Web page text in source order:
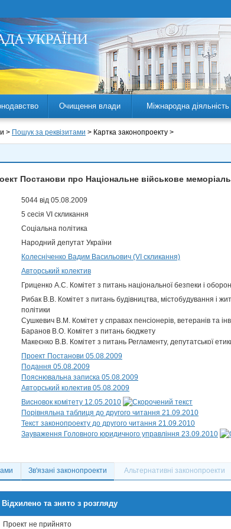
Очищення влади Міжнародна діяльність
> Пошук за реквізитами > Картка законопроекту >
Постанови про Національне військове
5044 від 05.08.2009
5 сесія VI скликання
Соціальна політика
Народний депутат України
Колесніченко Вадим Васильович (VI скликання)
Авторський колектив
Гриценко А.С. Комітет з питань національної безпеки і
Рибак В.В. Комітет з питань будівництва, містобудування і
політики
Сушкевич В.М. Комітет у справах пенсіонерів, ветеранів та
Баранов В.О. Комітет з питань бюджету
Макеєнко В.В. Комітет з питань Регламенту, депутатської
Проект Постанови 05.08.2009
Подання 05.08.2009
Пояснювальна записка 05.08.2009
Авторський колектив 05.08.2009
Висновок комітету 12.05.2010
Порівняльна таблиця до другого читання 21.09.2010
Текст законопроекту до другого читання 21.09.2010
Зауваження Головного юридичного управління 23.09.2010
Зв'язані законопроекти Альтернативні законопроекти
Відхилено та знято з розгляду
Проект не прийнято